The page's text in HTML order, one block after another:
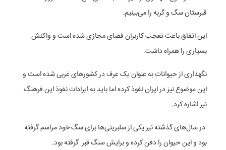
قبرستان سگ و گربه را می‌بینیم.
این اتفاق باعث تعجب کاربران فضای مجازی شده است و واکنش
بسیاری را همراه داشت.
نگهداری از حیوانات به عنوان یک عرف در کشورهای غربی شده است و
این موضوع نیز در ایران نفوذ کرده اما باید به ایرادات نفوذ این فرهنگ
نیز اشاره کرد.
در سال‌های گذشته نیز یکی از سلبریتی‌ها برای سگ خود مراسم گرفته
بود و این حیوان را دفن کرده و برایش سنگ قبر گرفته بود.